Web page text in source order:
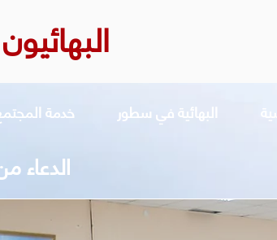
البهائية في سطور خدمة
الدعاء